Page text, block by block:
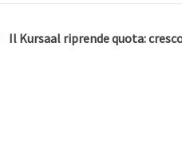
Il Kursaal riprende quota: